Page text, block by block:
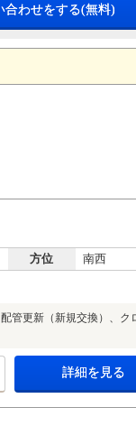
合わせをする(無料)
方位 南西
管更新（新規交換）、ク
詳細を見る